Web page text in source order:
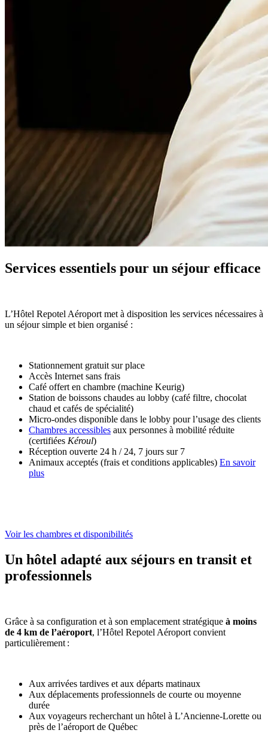
Services essentiels pour un séjour efficace
L’Hôtel Repotel Aéroport met à disposition les services nécessaires à
un séjour simple et bien organisé :
Stationnement gratuit sur place
Accès Internet sans frais
Café offert en chambre (machine Keurig)
Station de boissons chaudes au lobby (café filtre, chocolat
chaud et cafés de spécialité)
Micro-ondes disponible dans le lobby pour l’usage des clients
Chambres accessibles aux personnes à mobilité réduite
(certifiées Kéroul)
Réception ouverte 24 h / 24, 7 jours sur 7
Animaux acceptés (frais et conditions applicables) En savoir
plus
Voir les chambres et disponibilités
Un hôtel adapté aux séjours en transit et
professionnels
Grâce à sa configuration et à son emplacement stratégique à moins
de 4 km de l’aéroport, l’Hôtel Repotel Aéroport convient
particulièrement :
Aux arrivées tardives et aux départs matinaux
Aux déplacements professionnels de courte ou moyenne
durée
Aux voyageurs recherchant un hôtel à L’Ancienne-Lorette ou
près de l’aéroport de Québec